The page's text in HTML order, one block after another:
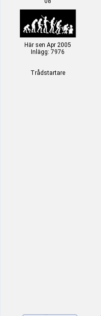
Här sen Apr 2005
Inlägg: 7976
Trådstartare